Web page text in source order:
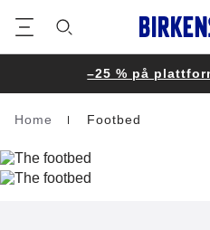
–25 % på
Homepage
Home Footbed